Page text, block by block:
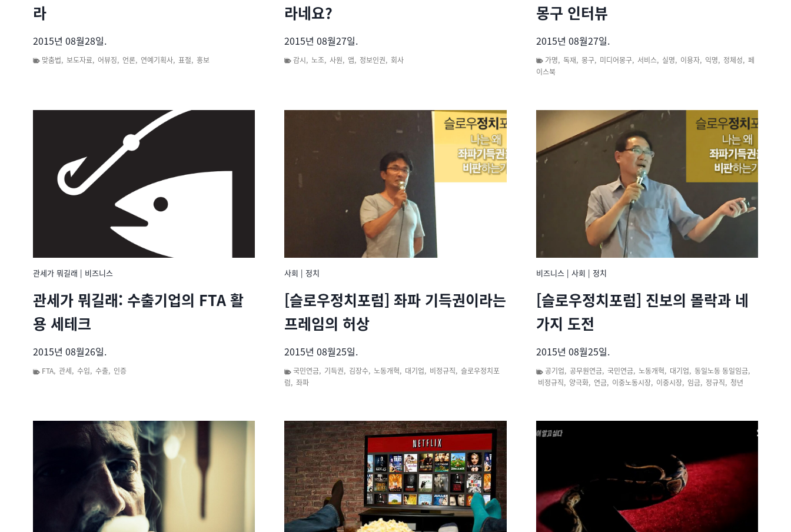
라
2015년 08월28일.
맞춤법, 보도자료, 어뷰징, 언론, 연예기획사, 표절, 홍보
라네요?
2015년 08월27일.
감시, 노조, 사원, 앱, 정보인권, 회사
몽구 인터뷰
2015년 08월27일.
가명, 독재, 몽구, 미디어몽구, 서비스, 실명, 이용자, 익명, 정체성, 페
이스북
관세가 뭐길래 | 비즈니스
관세가 뭐길래: 수출기업의 FTA 활
용 세테크
2015년 08월26일.
FTA, 관세, 수입, 수출, 인증
사회 | 정치
[슬로우정치포럼] 좌파 기득권이라는
프레임의 허상
2015년 08월25일.
국민연금, 기득권, 김장수, 노동개혁, 대기업, 비정규직, 슬로우정치포
럼, 좌파
비즈니스| 사회 | 정치
[슬로우정치포럼] 진보의 몰락과 네
가지 도전
2015년 08월25일.
공기업, 공무원연금, 국민연금, 노동개혁, 대기업, 동일노동 동일임금,
비정규직, 양극화, 연금, 이중노동시장, 이중시장, 임금, 정규직, 청년